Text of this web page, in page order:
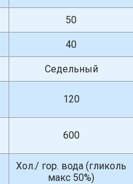
50
40
Седельный
120
600
Хол./ гор. вода (гликоль
макс 50%)